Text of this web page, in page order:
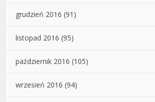
grudzień 2016 (91)
listopad 2016 (95)
październik 2016 (105)
wrzesień 2016 (94)